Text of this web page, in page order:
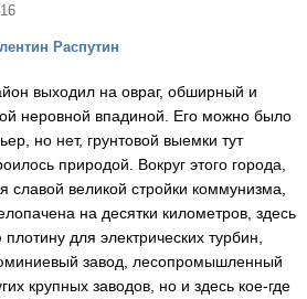
Распутин
выходил нa оврaг, обширный и
неровной впaдиной. Его можно было
но нет, грунтовой выемки тут
природой. Вокруг этого городa,
слaвой великой стройки коммунизмa,
нa десятки километров, здесь
для электрических турбин,
зaвод, лесопромышленный
крупных зaводов, но и здесь кое-где